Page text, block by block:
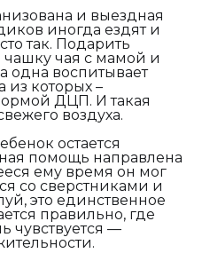
и выездная
иногда ездят и
так. Подарить
чая с мамой и
одна воспитывает
из которых –
ДЦП. И такая
воздуха.
остается
помощь направлена
ему время он мог
со сверстниками и
это единственное
правильно, где
чувствуется —